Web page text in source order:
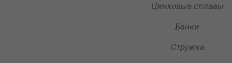
Цинковые сплавы
Банки
Стружка